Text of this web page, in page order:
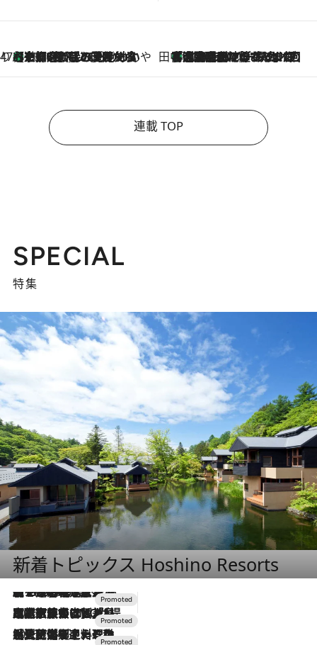
47都道府県の手みやげ ひんやりスイーツで夏を満喫
2026.8.7
【京都府】この夏絶対食べたい 冷やしておいしいおやつ3選 ひと口目から心を掴む新緑のテリーヌ 田中稲の勝手に再ブーム
2026.8.7
「湘南乃風に憧れて」観客大盛上がりの“タオル回し”に、ラッパー顔負けの高速歌唱まで…さだまさし（74）のアグレッシブすぎる現在地
連載 TOP
SPECIAL
特集
新着トピックス Hoshino Resorts
2026.8.7
【トンボの足水浴】ヒノキの香りに包まれて涼感マックス！約13℃の湧水かけ流しを避暑地「星野温泉 トンボの湯」で体験
2026.7.31
【ホテル帰省】という選択肢をOMOが提案。家族とほどよい距離を保つには「昼は実家、夜は気兼ねなくホテルで！」
2026.7.24
【夏限定ディナーコース】旬を迎える稚鮎や花ズッキーニなどをイタリア・トスカーナの郷土料理の手法で満喫！